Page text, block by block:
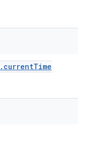
. currentTime